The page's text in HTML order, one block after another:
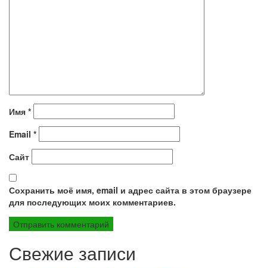
Имя *
Email *
Сайт
Сохранить моё имя, email и адрес сайта в этом браузере
для последующих моих комментариев.
Свежие записи